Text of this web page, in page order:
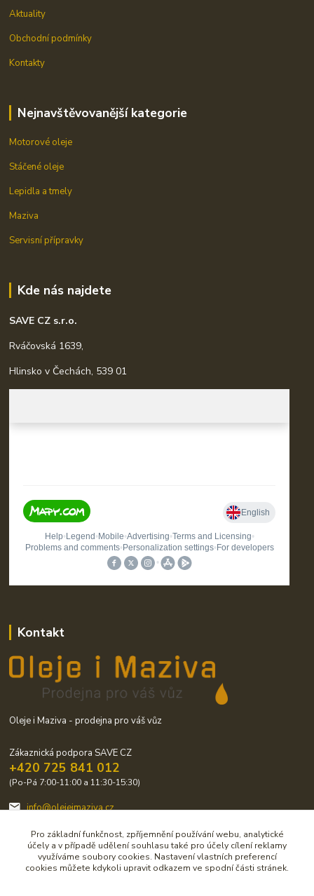
Aktuality
Obchodní podmínky
Kontakty
Nejnavštěvovanější kategorie
Motorové oleje
Stáčené oleje
Lepidla a tmely
Maziva
Servisní přípravky
Kde nás najdete
SAVE CZ s.r.o.
Rváčovská 1639,
Hlinsko v Čechách, 539 01
Kontakt
Oleje i Maziva - prodejna pro váš vůz
Zákaznická podpora SAVE CZ
+420 725 841 012
(Po-Pá 7:00-11:00 a 11:30-15:30)
info@olejeimaziva.cz
Pro základní funkčnost, zpříjemnění používání webu, analytické
účely a v případě udělení souhlasu také pro účely cílení reklamy
využíváme soubory cookies. Nastavení vlastních preferencí
cookies můžete kdykoli upravit odkazem ve spodní části stránek.